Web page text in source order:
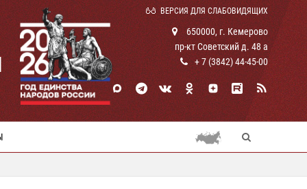
ВЕРСИЯ ДЛЯ СЛАБОВИДЯЩИХ
650000, г. Кемерово
пр-кт Советский д. 48 а
+ 7 (3842) 44-45-00